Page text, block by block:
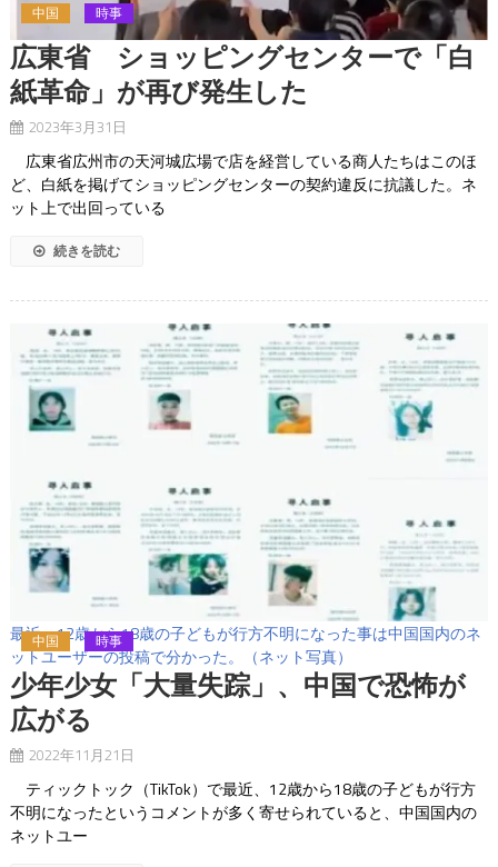
中国 時事
広東省 ショッピングセンターで「白
紙革命」が再び発生した
2023年3月31日
広東省広州市の天河城広場で店を経営している商人たちはこのほ
ど、白紙を掲げてショッピングセンターの契約違反に抗議した。ネ
ット上で出回っている
続きを読む
最近、12歳から18歳の子どもが行方不明になった事は中国国内のネ
ットユーザーの投稿で分かった。（ネット写真）
中国 時事
少年少女「大量失踪」、中国で恐怖が
広がる
2022年11月21日
ティックトック（TikTok）で最近、12歳から18歳の子どもが行方
不明になったというコメントが多く寄せられていると、中国国内の
ネットユー